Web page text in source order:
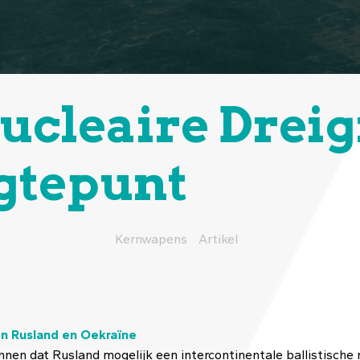
Kernwapens Artikel
Rusland en Oekraïne
dat Rusland mogelijk een intercontinentale